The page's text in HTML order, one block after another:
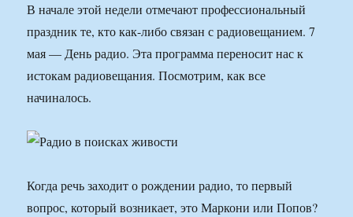
В начале этой недели отмечают профессиональный
праздник те, кто как-либо связан с радиовещанием. 7
мая — День радио. Эта программа переносит нас к
истокам радиовещания. Посмотрим, как все
начиналось.
Когда речь заходит о рождении радио, то первый
вопрос, который возникает, это Маркони или Попов?